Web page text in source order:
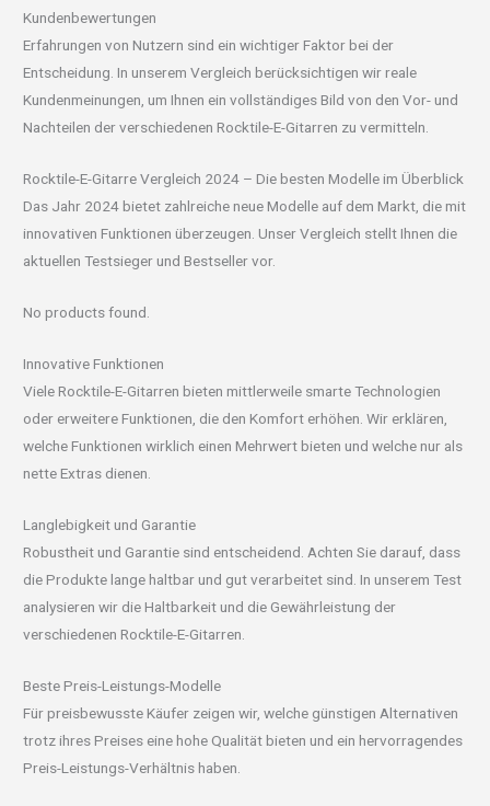
Kundenbewertungen
Erfahrungen von Nutzern sind ein wichtiger Faktor bei der
Entscheidung. In unserem Vergleich berücksichtigen wir reale
Kundenmeinungen, um Ihnen ein vollständiges Bild von den Vor- und
Nachteilen der verschiedenen Rocktile-E-Gitarren zu vermitteln.
Rocktile-E-Gitarre Vergleich 2024 – Die besten Modelle im Überblick
Das Jahr 2024 bietet zahlreiche neue Modelle auf dem Markt, die mit
innovativen Funktionen überzeugen. Unser Vergleich stellt Ihnen die
aktuellen Testsieger und Bestseller vor.
No products found.
Innovative Funktionen
Viele Rocktile-E-Gitarren bieten mittlerweile smarte Technologien
oder erweitere Funktionen, die den Komfort erhöhen. Wir erklären,
welche Funktionen wirklich einen Mehrwert bieten und welche nur als
nette Extras dienen.
Langlebigkeit und Garantie
Robustheit und Garantie sind entscheidend. Achten Sie darauf, dass
die Produkte lange haltbar und gut verarbeitet sind. In unserem Test
analysieren wir die Haltbarkeit und die Gewährleistung der
verschiedenen Rocktile-E-Gitarren.
Beste Preis-Leistungs-Modelle
Für preisbewusste Käufer zeigen wir, welche günstigen Alternativen
trotz ihres Preises eine hohe Qualität bieten und ein hervorragendes
Preis-Leistungs-Verhältnis haben.